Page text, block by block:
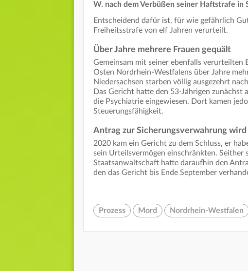
W. nach dem Verbüßen seiner Haftstrafe in
Entscheidend dafür ist, für wie gefährlich
Freiheitsstrafe von elf Jahren verurteilt.
Über Jahre mehrere Frauen gequält
Gemeinsam mit seiner ebenfalls verurteilten
Osten Nordrhein-Westfalens über Jahre
Niedersachsen starben völlig ausgezehrt
Das Gericht hatte den 53-Jährigen
die Psychiatrie eingewiesen. Dort kamen
Steuerungsfähigkeit.
Antrag zur Sicherungsverwahrung
2020 kam ein Gericht zu dem Schluss, er
sein Urteilsvermögen einschränkten.
Staatsanwaltschaft hatte daraufhin den
den das Gericht bis Ende September
Prozess Mord Nordrhein-Westfalen